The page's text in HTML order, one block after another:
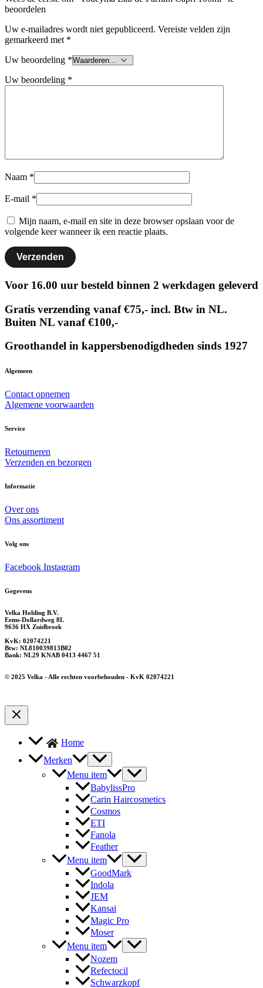
beoordelen
Uw e-mailadres wordt niet gepubliceerd. Vereiste velden zijn
gemarkeerd met *
Uw beoordeling *
Uw beoordeling *
Naam *
E-mail *
Mijn naam, e-mail en site in deze browser opslaan voor de
volgende keer wanneer ik een reactie plaats.
Voor 16.00 uur besteld binnen 2 werkdagen geleverd
Gratis verzending vanaf €75,- incl. Btw in NL.
Buiten NL vanaf €100,-
Groothandel in kappersbenodigdheden sinds 1927
Algemeen
Contact opnemen
Algemene voorwaarden
Service
Retourneren
Verzenden en bezorgen
Informatie
Over ons
Ons assortiment
Volg ons
Facebook Instagram
Gegevens
Velka Holding B.V.
Eems-Dollardweg 8L
9636 HX Zuidbroek
KvK: 02074221
Btw: NL810039813B02
Bank: NL29 KNAB 0413 4467 51
© 2025 Velka - Alle rechten voorbehouden - KvK 02074221
Home
Merken
Menu item
BabylissPro
Carin Haircosmetics
Cosmos
ETI
Fanola
Feather
Menu item
GoodMark
Indola
JEM
Kansai
Magic Pro
Moser
Menu item
Nozem
Refectocil
Schwarzkopf